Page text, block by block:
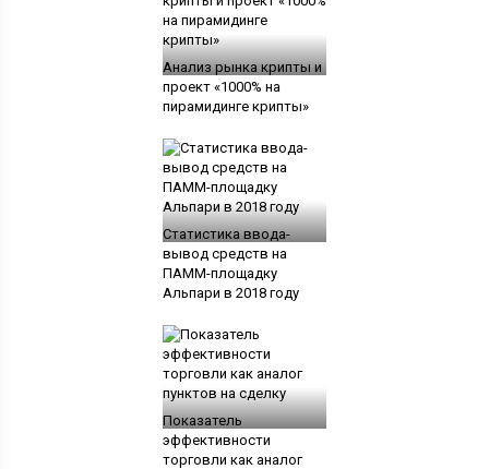
Анализ рынка крипты и
проект «1000% на
пирамидинге крипты»
Статистика ввода-
вывод средств на
ПАММ-площадку
Альпари в 2018 году
Показатель
эффективности
торговли как аналог